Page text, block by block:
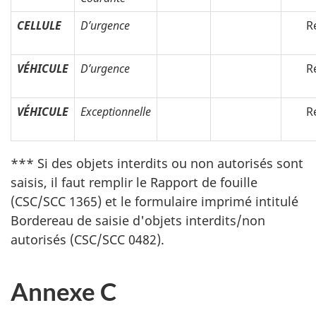
CELLULE D’urgence
VÉHICULE D’urgence
VÉHICULE Exceptionnelle
*** Si des objets interdits ou non autorisés sont
saisis, il faut remplir le Rapport de fouille
(CSC/SCC 1365) et le formulaire imprimé intitulé
Bordereau de saisie d'objets interdits/non
autorisés (CSC/SCC 0482).
Annexe C